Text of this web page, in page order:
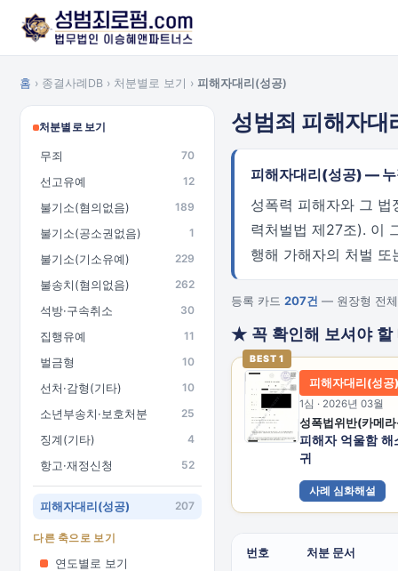
홈 › 종결사례DB › 처분별로 보기 › 피해자대리(성공)
처분별로 보기
무죄 70
선고유예 12
불기소(혐의없음) 189
불기소(공소권없음) 1
불기소(기소유예) 229
불송치(혐의없음) 262
석방·구속취소 30
집행유예 11
벌금형 10
선처·감형(기타) 10
소년부송치·보호처분 25
징계(기타) 4
항고·재정신청 52
피해자대리(성공) 207
다른 축으로 보기
연도별로 보기
성범죄 피해자대
피해자대리(성공) —
성폭력 피해자와 그 법
력처벌법 제27조). 이
행해 가해자의 처벌
등록 카드 207건 — 원장형 전체
★ 꼭 확인해 보셔야 할
BEST 1
피해자대리(성공)
1심 · 2026년 03월
피해자 억울함 해
귀
사례 심화해설
번호 처분 문서